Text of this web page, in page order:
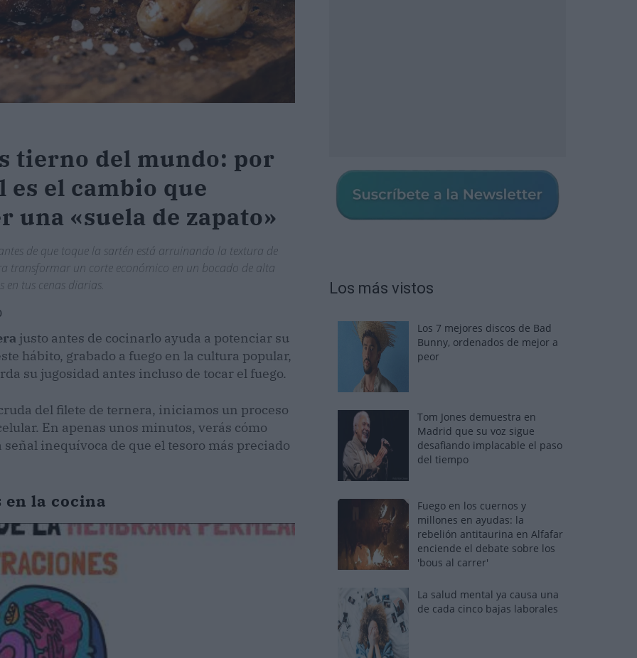
tierno del mundo: por
el cambio que
una «suela de zapato»
de que toque la sartén está arruinando la textura de
transformar un corte económico en un bocado de alta
tus cenas diarias.
justo antes de cocinarlo ayuda a potenciar su
hábito, grabado a fuego en la cultura popular,
su jugosidad antes incluso de tocar el fuego.
del filete de ternera, iniciamos un proceso
En apenas unos minutos, verás cómo
inequívoca de que el tesoro más preciado
en la cocina
Los más vistos
Los 7 mejores discos de Bad
Bunny, ordenados de mejor a
peor
Tom Jones demuestra en
Madrid que su voz sigue
desafiando implacable el paso
del tiempo
Fuego en los cuernos y
millones en ayudas: la
rebelión antitaurina en Alfafar
enciende el debate sobre los
'bous al carrer'
La salud mental ya causa una
de cada cinco bajas laborales